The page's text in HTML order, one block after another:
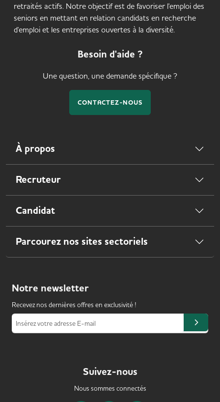
retraités actifs. Notre objectif est de favoriser l'emploi des
seniors en mettant en relation candidats en recherche
d'emploi et les entreprises ouvertes à la diversité.
Besoin d'aide ?
Une question, une demande spécifique ?
CONTACTEZ-NOUS
À propos
Recruteur
Candidat
Parcourez nos sites sectoriels
Notre newsletter
Recevez nos dernières offres en exclusivité !
Insérez votre adresse E-mail
Suivez-nous
Nous sommes connectés